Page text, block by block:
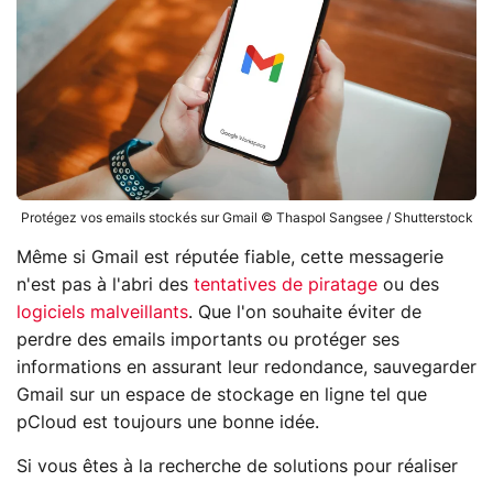
Protégez vos emails stockés sur Gmail © Thaspol Sangsee / Shutterstock
Même si Gmail est réputée fiable, cette messagerie
n'est pas à l'abri des tentatives de piratage ou des
logiciels malveillants. Que l'on souhaite éviter de
perdre des emails importants ou protéger ses
informations en assurant leur redondance, sauvegarder
Gmail sur un espace de stockage en ligne tel que
pCloud est toujours une bonne idée.
Si vous êtes à la recherche de solutions pour réaliser